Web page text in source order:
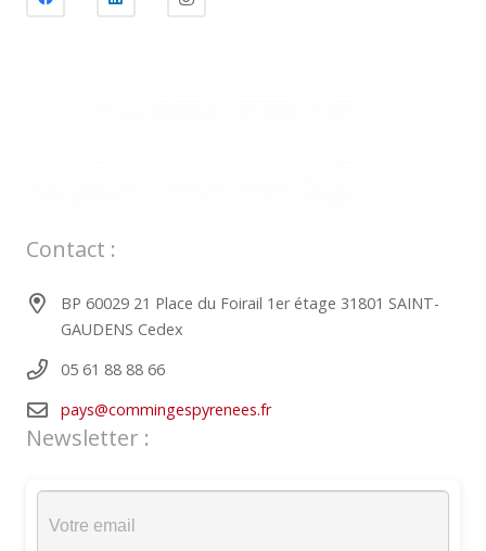
Contact :
BP 60029 21 Place du Foirail 1er étage 31801 SAINT-
GAUDENS Cedex
05 61 88 88 66
pays@commingespyrenees.fr
Newsletter :